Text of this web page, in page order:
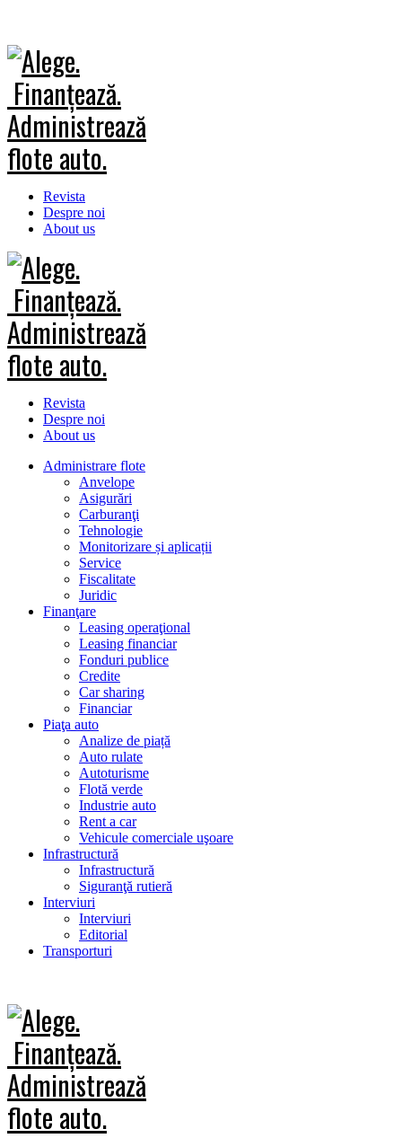
Revista
Despre noi
About us
Revista
Despre noi
About us
Administrare flote
Anvelope
Asigurări
Carburanţi
Tehnologie
Monitorizare și aplicații
Service
Fiscalitate
Juridic
Finanţare
Leasing operaţional
Leasing financiar
Fonduri publice
Credite
Car sharing
Financiar
Piaţa auto
Analize de piață
Auto rulate
Autoturisme
Flotă verde
Industrie auto
Rent a car
Vehicule comerciale uşoare
Infrastructură
Infrastructură
Siguranţă rutieră
Interviuri
Interviuri
Editorial
Transporturi